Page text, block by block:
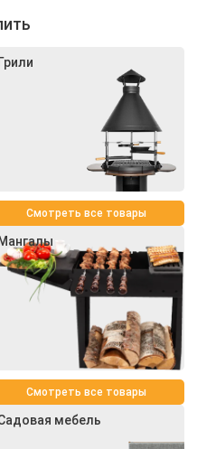
Грили
Смотреть все товары
Мангалы
Смотреть все товары
мебель